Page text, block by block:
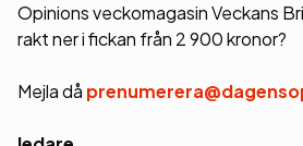
Opinions veckomagasin Veckans
rakt ner i fickan från 2 900 kronor?
Mejla då